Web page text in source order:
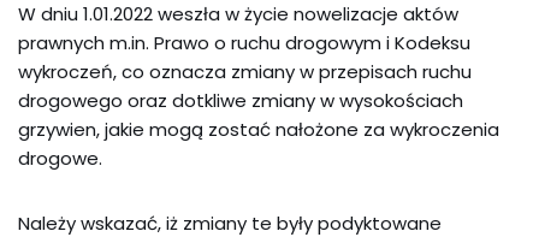
W dniu 1.01.2022 weszła w życie nowelizacje aktów
prawnych m.in. Prawo o ruchu drogowym i Kodeksu
wykroczeń, co oznacza zmiany w przepisach ruchu
drogowego oraz dotkliwe zmiany w wysokościach
grzywien, jakie mogą zostać nałożone za wykroczenia
drogowe.
Należy wskazać, iż zmiany te były podyktowane